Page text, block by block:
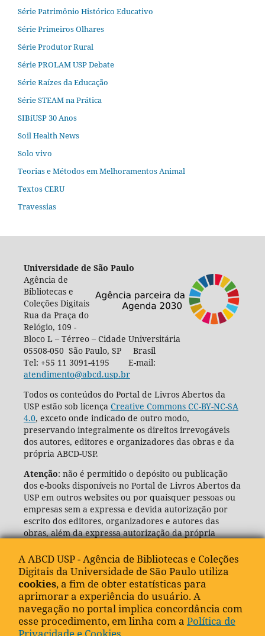
Série Patrimônio Histórico Educativo
Série Primeiros Olhares
Série Produtor Rural
Série PROLAM USP Debate
Série Raízes da Educação
Série STEAM na Prática
SIBiUSP 30 Anos
Soil Health News
Solo vivo
Teorias e Métodos em Melhoramentos Animal
Textos CERU
Travessias
Universidade de São Paulo
Agência de
Bibliotecas e
Coleções Digitais
Rua da Praça do
Relógio, 109 -
Bloco L – Térreo – Cidade Universitária
05508-050 São Paulo, SP Brasil
Tel: +55 11 3091-4195 E-mail:
atendimento@abcd.usp.br
Todos os conteúdos do Portal de Livros Abertos da
USP estão sob licença Creative Commons CC-BY-NC-SA
4.0, exceto onde indicado de outro modo,
preservando integralmente os direitos irrevogáveis
dos autores, editores e organizadores das obras e da
própria ABCD-USP.
Atenção: não é permitido o depósito ou publicação
dos e-books disponíveis no Portal de Livros Abertos da
USP em outros websites ou por quaisquer pessoas ou
empresas sem a expressa e devida autorização por
escrito dos editores, organizadores e autores das
obras, além da expressa autorização da própria
(ABCD-USP).
A ABCD USP - Agência de Bibliotecas e Coleções
Digitais da Universidade de São Paulo utiliza
cookies, a fim de obter estatísticas para
aprimorar a experiência do usuário. A
navegação no portal implica concordância com
esse procedimento, em linha com a Política de